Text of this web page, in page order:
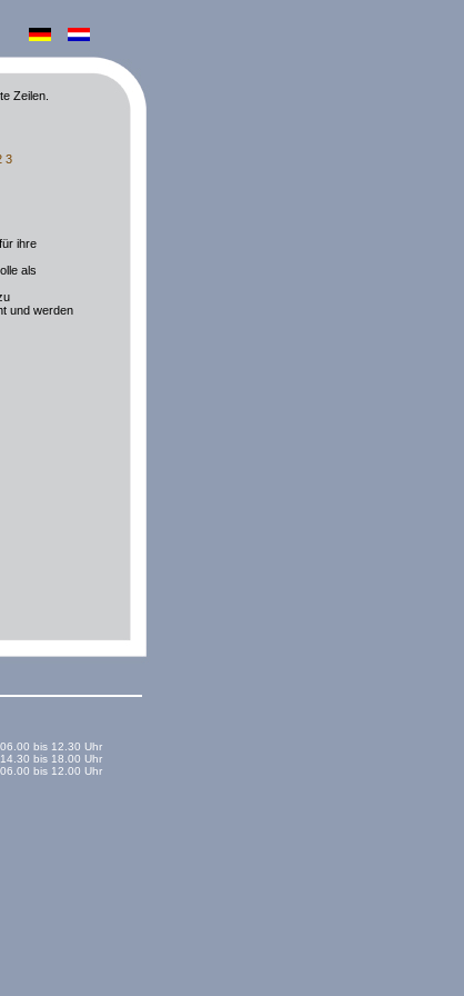
Zeilen.
3
ihre
als
und werden
06.00 bis 12.30 Uhr
14.30 bis 18.00 Uhr
06.00 bis 12.00 Uhr